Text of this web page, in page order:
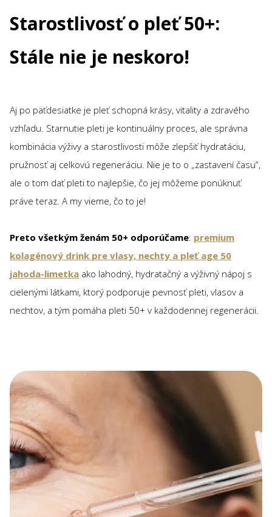
Starostlivosť o pleť 50+:
Stále nie je neskoro!
Aj po päťdesiatke je pleť schopná krásy, vitality a zdravého
vzhľadu. Starnutie pleti je kontinuálny proces, ale správna
kombinácia výživy a starostlivosti môže zlepšiť hydratáciu,
pružnosť aj celkovú regeneráciu. Nie je to o „zastavení času“,
ale o tom dať pleti to najlepšie, čo jej môžeme ponúknuť
práve teraz. A my vieme, čo to je!
Preto všetkým ženám 50+ odporúčame: premium
kolagénový drink pre vlasy, nechty a pleť age 50
jahoda-limetka ako lahodný, hydratačný a výživný nápoj s
cielenými látkami, ktorý podporuje pevnosť pleti, vlasov a
nechtov, a tým pomáha pleti 50+ v každodennej regenerácii.